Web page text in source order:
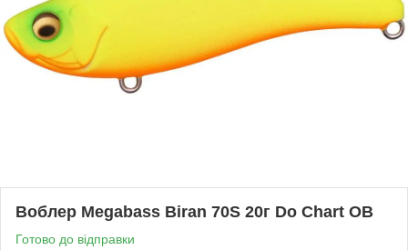
Воблер Megabass Biran 70S 20г Do Chart OB
Готово до відправки